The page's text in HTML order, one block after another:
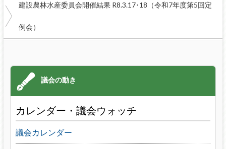
建設農林水産委員会開催結果 R8.3.17･18（令和7年度第5回定
例会）
カレンダー・議会ウォッチ
議会カレンダー